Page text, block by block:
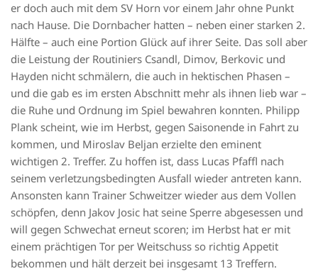
er doch auch mit dem SV Horn vor einem Jahr ohne Punkt
nach Hause. Die Dornbacher hatten – neben einer starken 2.
Hälfte – auch eine Portion Glück auf ihrer Seite. Das soll aber
die Leistung der Routiniers Csandl, Dimov, Berkovic und
Hayden nicht schmälern, die auch in hektischen Phasen –
und die gab es im ersten Abschnitt mehr als ihnen lieb war –
die Ruhe und Ordnung im Spiel bewahren konnten. Philipp
Plank scheint, wie im Herbst, gegen Saisonende in Fahrt zu
kommen, und Miroslav Beljan erzielte den eminent
wichtigen 2. Treffer. Zu hoffen ist, dass Lucas Pfaffl nach
seinem verletzungsbedingten Ausfall wieder antreten kann.
Ansonsten kann Trainer Schweitzer wieder aus dem Vollen
schöpfen, denn Jakov Josic hat seine Sperre abgesessen und
will gegen Schwechat erneut scoren; im Herbst hat er mit
einem prächtigen Tor per Weitschuss so richtig Appetit
bekommen und hält derzeit bei insgesamt 13 Treffern.